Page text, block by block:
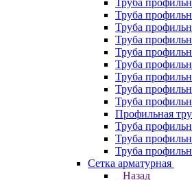
Труба
Труба
Труба
Труба
Труба
Труба
Труба
Труба
Труба
Профильная
Труба
Труба
Труба
Сетка арматурная
Назад